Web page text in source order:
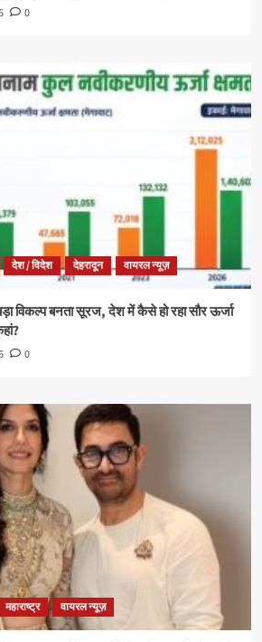
0
देश / विदेश देहरादून वायरल न्यूज़
विकल्प बनता सूरज, देश में कैसे हो रहा सौर ऊर्जा
0
महाराष्ट्र वायरल न्यूज़